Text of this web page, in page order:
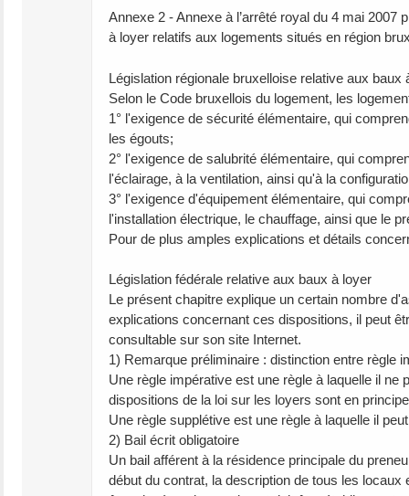
Annexe 2 - Annexe à l’arrêté royal du 4 mai 2007
à loyer relatifs aux logements situés en région
Législation régionale bruxelloise relative aux baux
Selon le Code bruxellois du logement, les
1° l'exigence de sécurité élémentaire, qui
les égouts;
2° l'exigence de salubrité élémentaire, qui
l'éclairage, à la ventilation, ainsi qu'à la
3° l'exigence d'équipement élémentaire, qui
l'installation électrique, le chauffage, ainsi que le
Pour de plus amples explications et détails
Législation fédérale relative aux baux à loyer
Le présent chapitre explique un certain nombre
explications concernant ces dispositions, il peut
consultable sur son site Internet.
1) Remarque préliminaire : distinction entre règle
Une règle impérative est une règle à laquelle il
dispositions de la loi sur les loyers sont en
Une règle supplétive est une règle à laquelle il
2) Bail écrit obligatoire
Un bail afférent à la résidence principale du
début du contrat, la description de tous les